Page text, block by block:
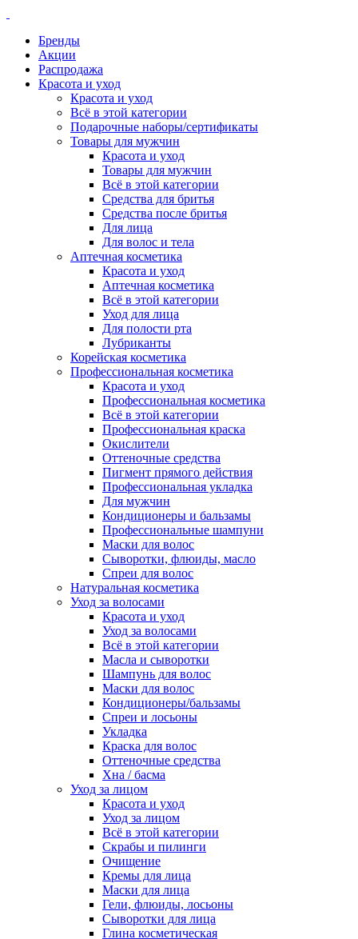
Бренды
Акции
Распродажа
Красота и уход
Красота и уход
Всё в этой категории
Подарочные наборы/сертификаты
Товары для мужчин
Красота и уход
Товары для мужчин
Всё в этой категории
Средства для бритья
Средства после бритья
Для лица
Для волос и тела
Аптечная косметика
Красота и уход
Аптечная косметика
Всё в этой категории
Уход для лица
Для полости рта
Лубриканты
Корейская косметика
Профессиональная косметика
Красота и уход
Профессиональная косметика
Всё в этой категории
Профессиональная краска
Окислители
Оттеночные средства
Пигмент прямого действия
Профессиональная укладка
Для мужчин
Кондиционеры и бальзамы
Профессиональные шампуни
Маски для волос
Сыворотки, флюиды, масло
Спреи для волос
Натуральная косметика
Уход за волосами
Красота и уход
Уход за волосами
Всё в этой категории
Масла и сыворотки
Шампунь для волос
Маски для волос
Кондиционеры/бальзамы
Спреи и лосьоны
Укладка
Краска для волос
Оттеночные средства
Хна / басма
Уход за лицом
Красота и уход
Уход за лицом
Всё в этой категории
Скрабы и пилинги
Очищение
Кремы для лица
Маски для лица
Гели, флюиды, лосьоны
Сыворотки для лица
Глина косметическая